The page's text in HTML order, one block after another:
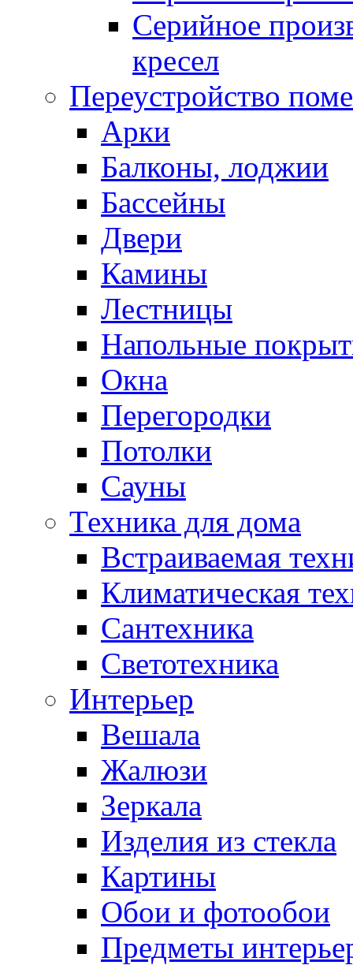
Серийное
кресел
Переустройство
Арки
Балконы, лоджии
Бассейны
Двери
Камины
Лестницы
Напольные
Окна
Перегородки
Потолки
Сауны
Техника для дома
Встраиваемая
Климатическая
Сантехника
Светотехника
Интерьер
Вешала
Жалюзи
Зеркала
Изделия из стекла
Картины
Обои и фотообои
Предметы